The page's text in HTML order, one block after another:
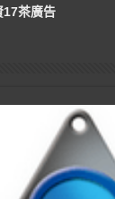
17茶廣告